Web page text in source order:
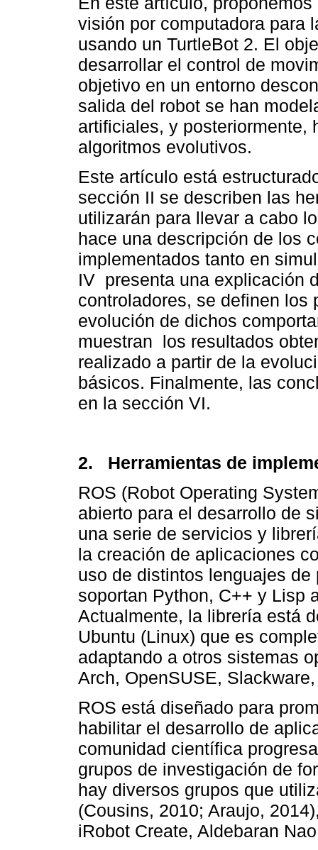
visión por computadora para
usando un TurtleBot 2. El
desarrollar el control de
objetivo en un entorno
salida del robot se han
artificiales, y posteriormente,
algoritmos evolutivos.
Este artículo está
sección II se describen las
utilizarán para llevar a cabo
hace una descripción de los
implementados tanto en
IV presenta una explicación
controladores, se definen los
evolución de dichos
muestran los resultados
realizado a partir de la
básicos. Finalmente, las
en la sección VI.
2. Herramientas de
ROS (Robot Operating
abierto para el desarrollo de
una serie de servicios y
la creación de aplicaciones
uso de distintos lenguajes
soportan Python, C++ y Lisp
Actualmente, la librería está
Ubuntu (Linux) que es
adaptando a otros sistemas
Arch, OpenSUSE,
ROS está diseñado para
habilitar el desarrollo de
comunidad científica
grupos de investigación de
hay diversos grupos que
(Cousins, 2010; Araujo,
iRobot Create, Aldebaran